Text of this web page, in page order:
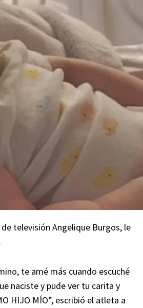
televisión Angelique Burgos, le
te amé más cuando escuché
naciste y pude ver tu carita y
HIJO MÍO”, escribió el atleta a